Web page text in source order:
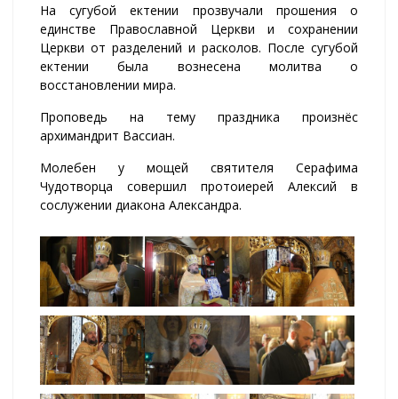
На сугубой ектении прозвучали прошения о
единстве Православной Церкви и сохранении
Церкви от разделений и расколов. После сугубой
ектении была вознесена молитва о
восстановлении мира.
Проповедь на тему праздника произнёс
архимандрит Вассиан.
Молебен у мощей святителя Серафима
Чудотворца совершил протоиерей Алексий в
сослужении диакона Александра.